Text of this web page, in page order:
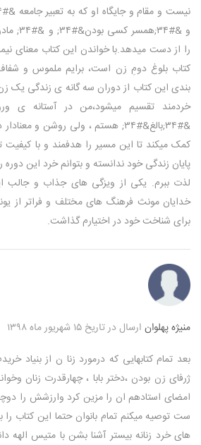
را از دست میدهد.با خواندن این کتاب معنای
کتاب بلوغ دومِ زن است، برایم ملموس و
بندی این کتاب از دوران سه گانه ی زندگی یک
خردمند تقسیم میشود،من در آستانه ی
&#۳۴;بالغ&#۳۴; هستم ، ولی روشن و
کمک میکند تا این مسیر را هدفمند و با
پایان زندگی خود ندانسته و بتوانم خرد این
لذت ببرم. یکی از ویزگی های جذاب و جالب
خدایان مونث فرهنگ های مختلف و فراتر از
برای شناخت خود در اختیارم گذاشت.
منیژه پهلوان ارسال در تاریخ ۱۵ شهریور ماه ۱۳۹۸
بعد تمام کتابهایی که درمورد زنا ن از بنیاد
ژرفای زن بودن ،دختر بابا ، چهارقدرت زنان
امضای استادهم ان را مزین کرد وارزشش را
ست توصیه میکنم تمام بانوان حتما این کتاب را
های خرد زنانه بیستر آشنا بشن با متیس الهه